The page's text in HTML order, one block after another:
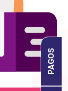
PAGOS